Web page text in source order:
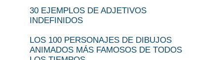
30 EJEMPLOS DE ADJETIVOS
INDEFINIDOS
LOS 100 PERSONAJES DE DIBUJOS
ANIMADOS MÁS FAMOSOS DE TODOS